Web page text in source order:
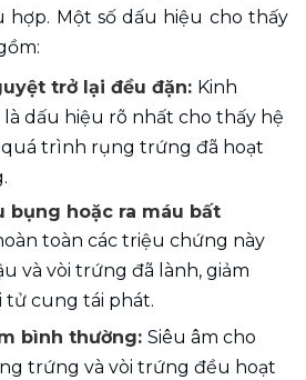
Một số dấu hiệu cho thấy
trở lại đều đặn: Kinh
dấu hiệu rõ nhất cho thấy hệ
trình rụng trứng đã hoạt
bụng hoặc ra máu bất
toàn các triệu chứng này
và vòi trứng đã lành, giảm
tử cung tái phát.
bình thường: Siêu âm cho
trứng và vòi trứng đều hoạt